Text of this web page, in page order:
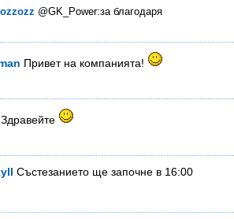
ozzozz @GK_Power:за благодаря
Привет на компанията!
Здравейте
Състезанието ще започне в 16:00